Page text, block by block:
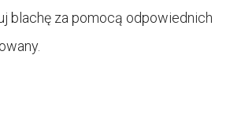
blachę za pomocą odpowiednich